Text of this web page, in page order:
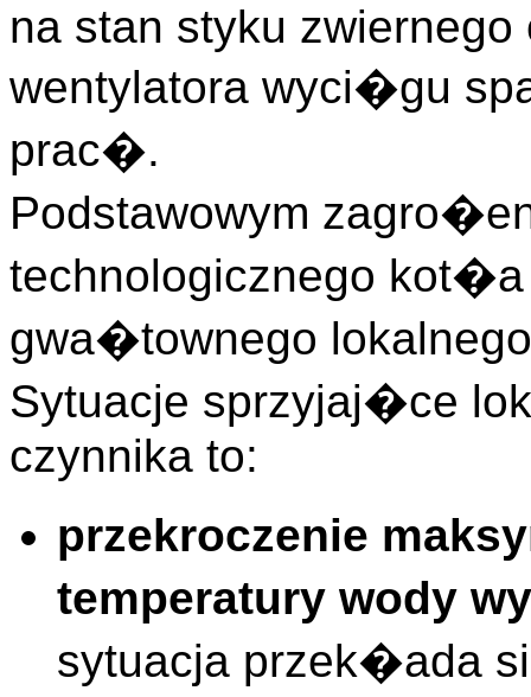
na stan styku
wentylatora wyci�gu
prac�.
Podstawowym
technologicznego
gwa�townego
Sytuacje sprzyjaj�ce
czynnika to:
przekroczenie
temperatury wody
sytuacja przek�ada